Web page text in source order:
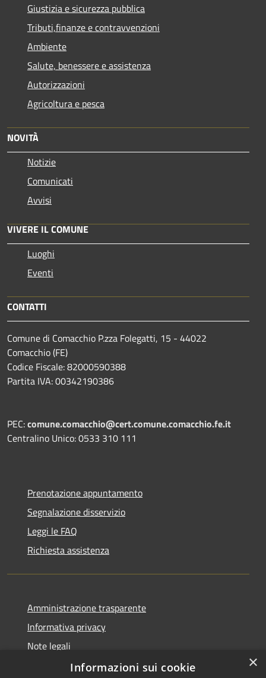
Giustizia e sicurezza pubblica
Tributi,finanze e contravvenzioni
Ambiente
Salute, benessere e assistenza
Autorizzazioni
Agricoltura e pesca
NOVITÀ
Notizie
Comunicati
Avvisi
VIVERE IL COMUNE
Luoghi
Eventi
CONTATTI
Comune di Comacchio P.zza Folegatti, 15 - 44022
Comacchio (FE)
Codice Fiscale: 82000590388
Partita IVA: 00342190386
PEC:comune.comacchio@cert.comune.comacchio.fe.it
Centralino Unico: 0533 310 111
Prenotazione appuntamento
Segnalazione disservizio
Leggi le FAQ
Richiesta assistenza
Amministrazione trasparente
Informativa privacy
Note legali
Dichiarazione di accessibilità
×
Informazioni sui cookie